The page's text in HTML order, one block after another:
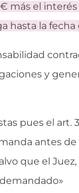
más el
hasta la fecha
y
pues el art.
antes
que el